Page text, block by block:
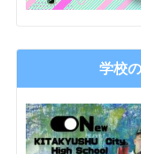
学校